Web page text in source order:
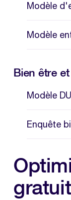
Modèle
Modèle
Bien être
Modèle
Enquête